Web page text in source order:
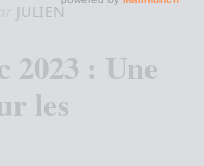
JULIEN
2023 : Une
les